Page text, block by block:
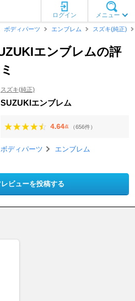
メニュー
ログイン
ボディパーツ エンブレム スズキ(純正)
エンブレムの評
スズキ(純正)
SUZUKIエンブレム
4.64点 （656件）
ボディパーツ エンブレム
ビューを投稿する